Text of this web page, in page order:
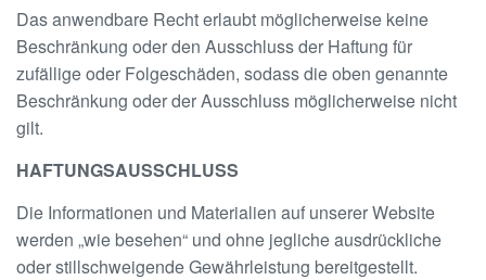
Das anwendbare Recht erlaubt möglicherweise keine
Beschränkung oder den Ausschluss der Haftung für
zufällige oder Folgeschäden, sodass die oben genannte
Beschränkung oder der Ausschluss möglicherweise nicht
gilt.
HAFTUNGSAUSSCHLUSS
Die Informationen und Materialien auf unserer Website
werden „wie besehen“ und ohne jegliche ausdrückliche
oder stillschweigende Gewährleistung bereitgestellt.